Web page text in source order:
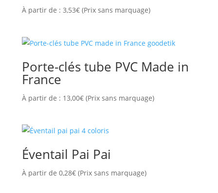
À partir de : 3,53€(Prix sans marquage)
Porte-clés tube PVC Made in
France
À partir de : 13,00€(Prix sans marquage)
Éventail Pai Pai
À partir de 0,28€(Prix sans marquage)